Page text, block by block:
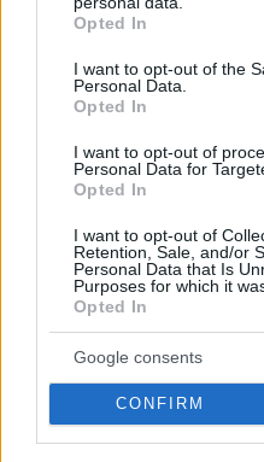
grant or deny consent to
use your data for below
consent section.
Opted In
I want to opt-out of the
Personal Data.
Opted In
I want to opt-out of
Personal Data for
Opted In
I want to opt-out of
Retention, Sale, and/or
Personal Data that Is
Purposes for which it
Opted In
Google consents
CONFIRM
έπειτα από τριετή μάχη
πριν 24 λεπτά
07.08.2026, 05:00
«Έγκλημα πολέμου» ο
τρεις ΜΚΟ
07.08.2026, 04:54
Επεισόδια μεταξύ
από τη Γερουσία στην
07.08.2026, 04:13
Σαουδική Αραβία, Τουρκία
να υπογράψουν συμφωνία
07.08.2026, 03:38